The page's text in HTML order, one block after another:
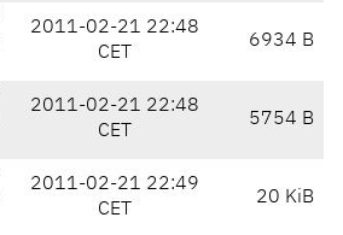
2011-02-21 22:48
CET
6934 B
2011-02-21 22:48
CET
5754 B
2011-02-21 22:49
CET
20 KiB